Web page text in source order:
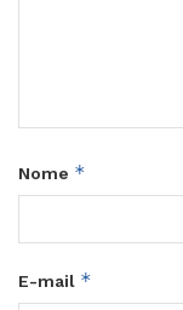
Nome *
E-mail *